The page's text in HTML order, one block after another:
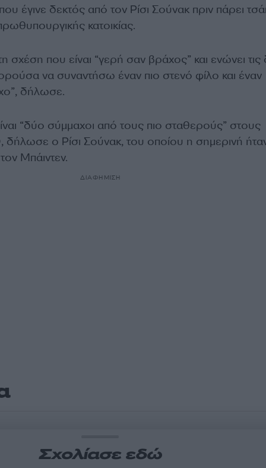
έγινε δεκτός από τον Ρίσι Σούνακ πριν πάρει τσάι
κατοικίας.
σχέση που είναι “γερή σαν βράχος” και ενώνει
να συναντήσω έναν πιο στενό φίλο και έναν
δήλωσε.
“δύο σύμμαχοι από τους πιο σταθερούς” στους
ο Ρίσι Σούνακ, του οποίου η σημερινή
Μπάιντεν.
ΔΙΑΦΗΜΙΣΗ
Σχολίασε εδώ